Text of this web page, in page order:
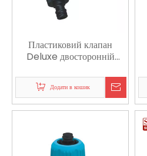
Пластиковий клапан
Deluxe двосторонній
адаптований до садового
крана
Додати в кошик